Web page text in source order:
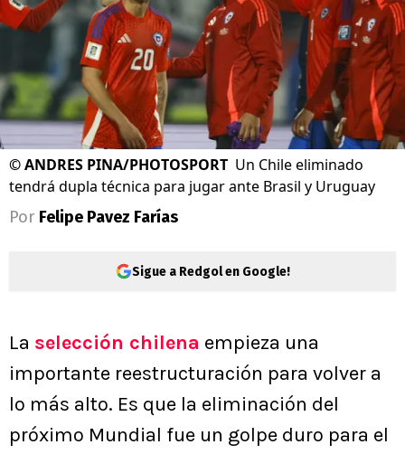
©ANDRES PINA/PHOTOSPORT Un Chile eliminado
tendrá dupla técnica para jugar ante Brasil y Uruguay
Por Felipe Pavez Farías
Sigue a Redgol en Google!
La selección chilena empieza una
importante reestructuración para volver a
lo más alto. Es que la eliminación del
próximo Mundial fue un golpe duro para el